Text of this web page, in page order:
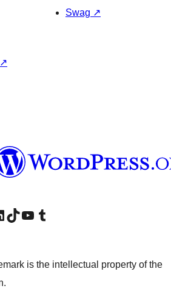
Swag ↗
↗
налог
LinkedIn account
Посетите наш TikTok налог
Visit our YouTube channel
Посетите наш Tumblr налог
is the intellectual property of the